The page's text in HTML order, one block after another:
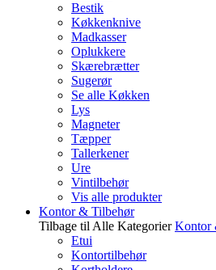
Bestik
Køkkenknive
Madkasser
Oplukkere
Skærebrætter
Sugerør
Se alle Køkken
Lys
Magneter
Tæpper
Tallerkener
Ure
Vintilbehør
Vis alle produkter
Kontor & Tilbehør
Tilbage til Alle Kategorier Kontor
Etui
Kontortilbehør